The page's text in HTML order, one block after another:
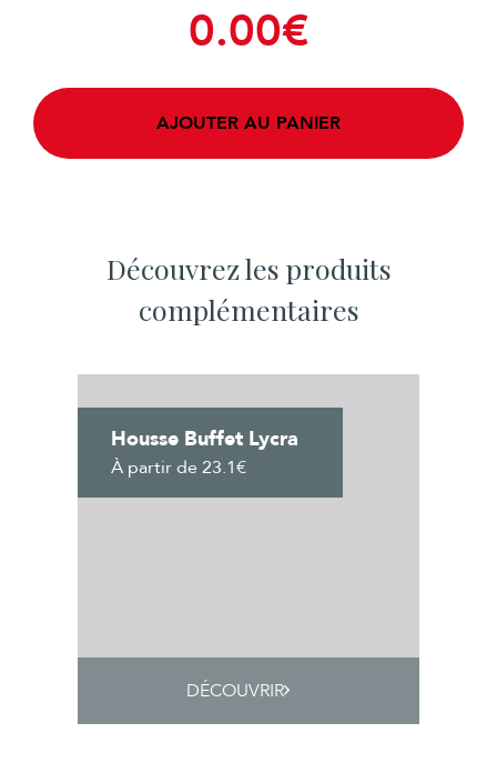
0.00€
AJOUTER AU PANIER
Découvrez les produits
complémentaires
DÉCOUVRIR
Housse Buffet Lycra
À partir de 23.1€